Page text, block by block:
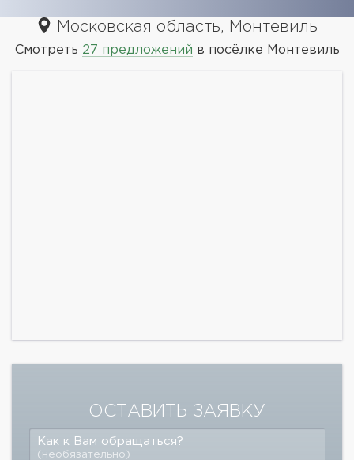
Московская область, Монтевиль
Смотреть 27 предложений в посёлке Монтевиль
ОСТАВИТЬ ЗАЯВКУ
Как к Вам обращаться?
(необязательно)